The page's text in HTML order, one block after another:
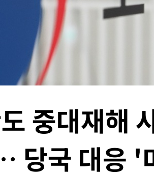
중대재해
당국 대응 '